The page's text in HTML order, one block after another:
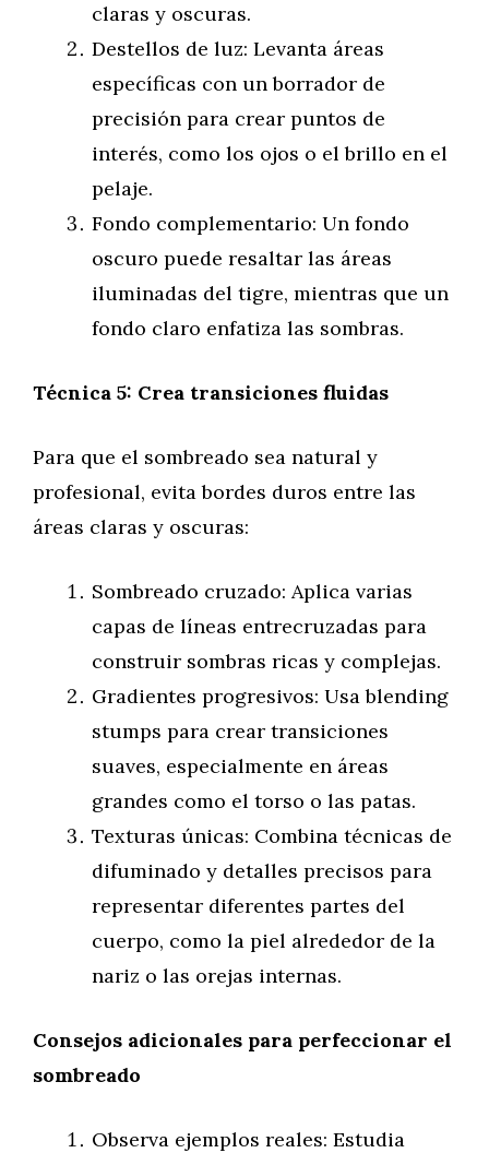
claras y oscuras.
Destellos de luz: Levanta áreas
específicas con un borrador de
precisión para crear puntos de
interés, como los ojos o el brillo en el
pelaje.
Fondo complementario: Un fondo
oscuro puede resaltar las áreas
iluminadas del tigre, mientras que un
fondo claro enfatiza las sombras.
Técnica 5: Crea transiciones fluidas
Para que el sombreado sea natural y
profesional, evita bordes duros entre las
áreas claras y oscuras:
Sombreado cruzado: Aplica varias
capas de líneas entrecruzadas para
construir sombras ricas y complejas.
Gradientes progresivos: Usa blending
stumps para crear transiciones
suaves, especialmente en áreas
grandes como el torso o las patas.
Texturas únicas: Combina técnicas de
difuminado y detalles precisos para
representar diferentes partes del
cuerpo, como la piel alrededor de la
nariz o las orejas internas.
Consejos adicionales para perfeccionar el
sombreado
Observa ejemplos reales: Estudia